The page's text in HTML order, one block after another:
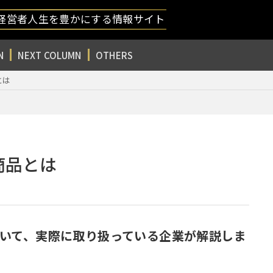
営者人生を豊かにする情報サイト
NEXT COLUMN OTHERS
とは
て、実際に取り扱っている企業が解説しま